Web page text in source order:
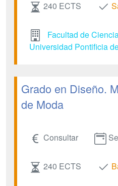
240 ECTS
Facultad de
Universidad Pontificia
Grado en Diseño.
de Moda
Consultar
240 ECTS